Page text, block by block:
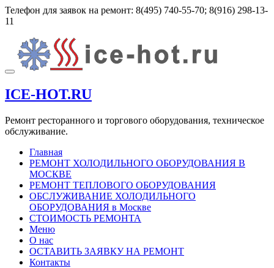
Перейти
к
Телефон для заявок на ремонт: 8(495) 740-55-70; 8(916) 298-13-
11
Показать/
навигацию
ICE-HOT.RU
Ремонт ресторанного и торгового оборудования, техническое
обслуживание.
Главная
РЕМОНТ ХОЛОДИЛЬНОГО ОБОРУДОВАНИЯ В
МОСКВЕ
РЕМОНТ ТЕПЛОВОГО ОБОРУДОВАНИЯ
ОБСЛУЖИВАНИЕ ХОЛОДИЛЬНОГО
ОБОРУДОВАНИЯ в Москве
СТОИМОСТЬ РЕМОНТА
Меню
О нас
ОСТАВИТЬ ЗАЯВКУ НА РЕМОНТ
Контакты